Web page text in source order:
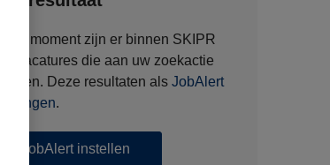
dit moment zijn er binnen SKIPR
vacatures die aan uw zoekactie
Deze resultaten als JobAlert
.
JobAlert instellen